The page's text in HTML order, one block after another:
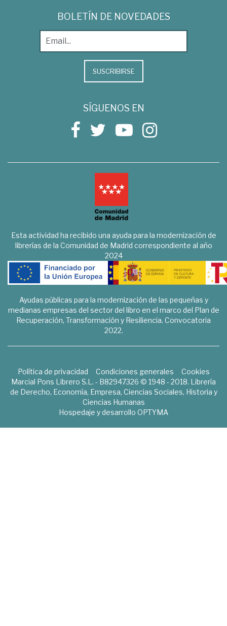
BOLETÍN DE NOVEDADES
SUSCRIBIRSE
SÍGUENOS EN
Esta actividad ha recibido una ayuda para la modernización de
librerías de la Comunidad de Madrid correspondiente al año
2024
Ayudas públicas para la modernización de las pequeñas y
medianas empresas del sector del libro en el marco del Plan de
Recuperación, Transformación y Resiliencia. Convocatoria
2022.
Política de privacidad Condiciones generales
Cookies
Marcial Pons Librero S.L. - B82947326 © 1948 - 2018. Librería
de Derecho, Economía, Empresa, Ciencias Sociales, Historia y
Ciencias Humanas
Hospedaje y desarrollo OPTYMA